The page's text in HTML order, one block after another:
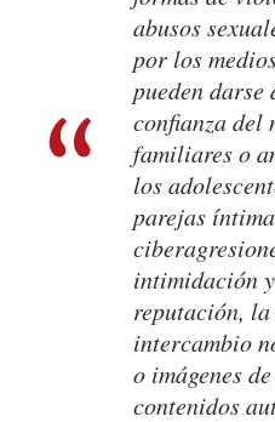
abusos
por los
pueden
confianza del
familiares o
los
parejas
intimidación
reputación,
intercambio
o imágenes
contenidos